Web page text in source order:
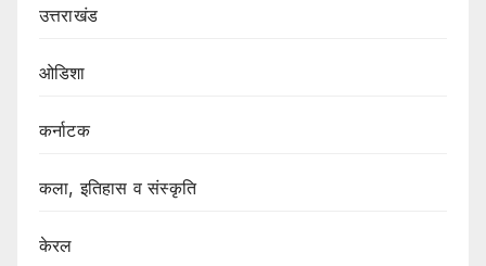
उत्तराखंड
ओडिशा
कर्नाटक
कला, इतिहास व संस्कृति
केरल